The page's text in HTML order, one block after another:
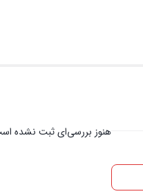
هنوز بررسی‌ای ثبت نشده